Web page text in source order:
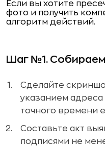
Если вы хотите
фото и получить
алгоритм действий.
Шаг №1.
Сделайте
указанием
точного времени
Составьте акт
подписями не